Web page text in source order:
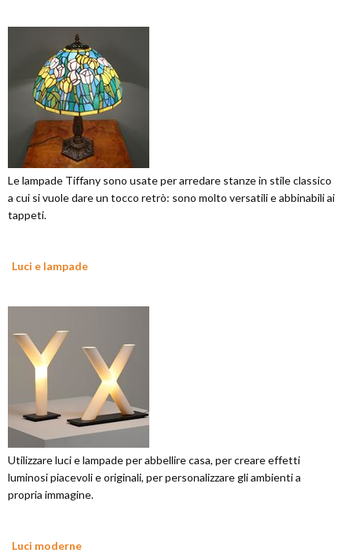
Le lampade Tiffany sono usate per arredare stanze in stile classico
a cui si vuole dare un tocco retrò: sono molto versatili e abbinabili ai
tappeti.
Luci e lampade
Utilizzare luci e lampade per abbellire casa, per creare effetti
luminosi piacevoli e originali, per personalizzare gli ambienti a
propria immagine.
Luci moderne